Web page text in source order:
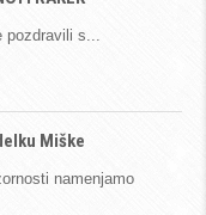
pozdravili s
Miške
namenjamo